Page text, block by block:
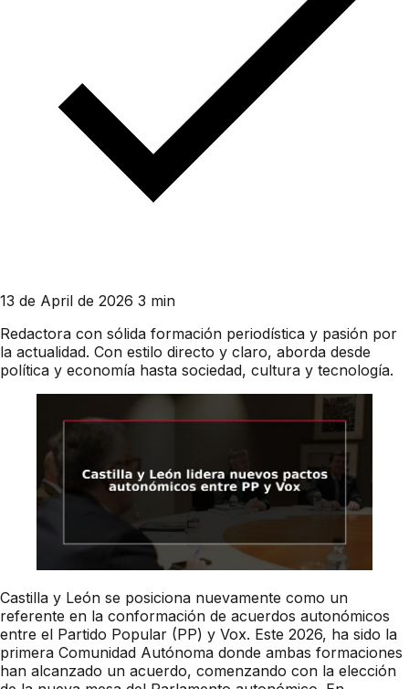
13 de April de 2026 3 min
Redactora con sólida formación periodística y pasión por
la actualidad. Con estilo directo y claro, aborda desde
política y economía hasta sociedad, cultura y tecnología.
Castilla y León se posiciona nuevamente como un
referente en la conformación de acuerdos autonómicos
entre el Partido Popular (PP) y Vox. Este 2026, ha sido la
primera Comunidad Autónoma donde ambas formaciones
han alcanzado un acuerdo, comenzando con la elección